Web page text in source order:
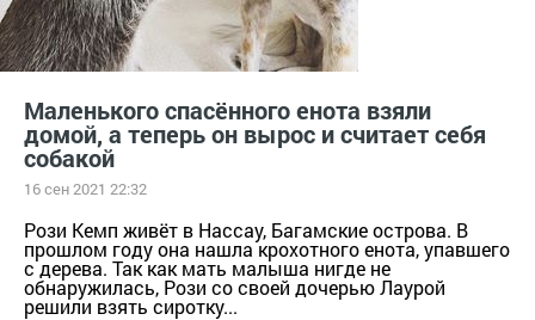
Маленького спасённого енота взяли
домой, а теперь он вырос и считает себя
собакой
16 сен 2021 22:32
Рози Кемп живёт в Нассау, Багамские острова. В
прошлом году она нашла крохотного енота, упавшего
с дерева. Так как мать малыша нигде не
обнаружилась, Рози со своей дочерью Лаурой
решили взять сиротку...